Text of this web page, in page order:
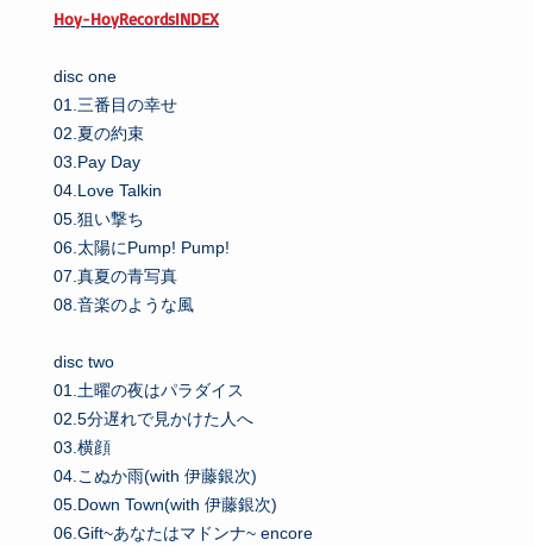
Hoy-HoyRecordsINDEX
disc one
01.三番目の幸せ
02.夏の約束
03.Pay Day
04.Love Talkin
05.狙い撃ち
06.太陽にPump! Pump!
07.真夏の青写真
08.音楽のような風
disc two
01.土曜の夜はパラダイス
02.5分遅れで見かけた人へ
03.横顔
04.こぬか雨(with 伊藤銀次)
05.Down Town(with 伊藤銀次)
06.Gift~あなたはマドンナ~ encore